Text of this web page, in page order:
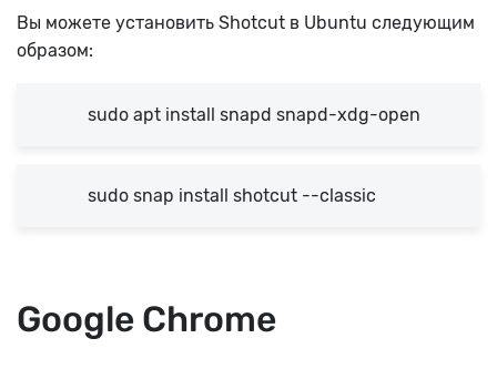
Вы можете установить Shotcut в Ubuntu следующим
образом:
sudo apt install snapd snapd-xdg-open
sudo snap install shotcut --classic
Google Chrome